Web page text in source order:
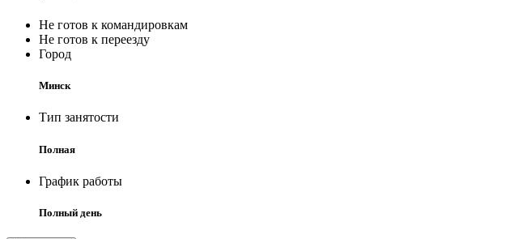
Не готов к командировкам
Не готов к переезду
Город
Минск
Тип занятости
Полная
График работы
Полный день